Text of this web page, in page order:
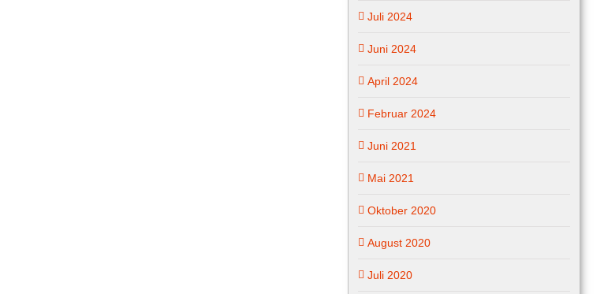
Juli 2024
Juni 2024
April 2024
Februar 2024
Juni 2021
Mai 2021
Oktober 2020
August 2020
Juli 2020